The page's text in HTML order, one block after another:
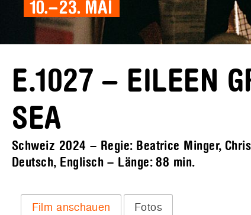
E.1027 – EILEEN
SEA
Schweiz 2024 – Regie: Beatrice Minger,
Deutsch, Englisch – Länge:88 min.
Film anschauen Fotos